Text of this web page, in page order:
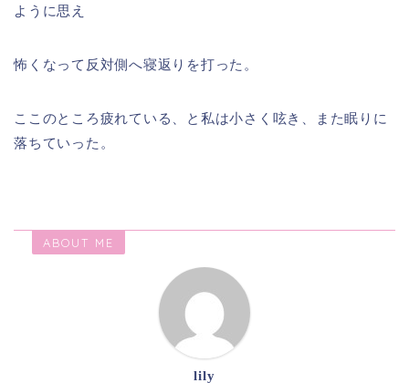
ように思え
怖くなって反対側へ寝返りを打った。
ここのところ疲れている、と私は小さく呟き、また眠りに
落ちていった。
ABOUT ME
lily